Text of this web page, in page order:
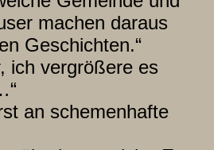
machen daraus
Geschichten.“
ich vergrößere es
an schemenhafte